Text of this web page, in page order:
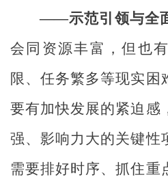
——示范引领与全
会同资源丰富，但也
限、任务繁多等现实困
要有加快发展的紧迫感
强、影响力大的关键性
需要排好时序、抓住重